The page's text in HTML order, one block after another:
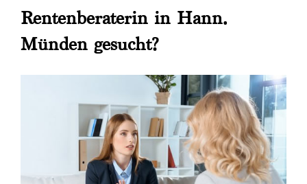
Rentenberaterin in Hann.
Münden gesucht?